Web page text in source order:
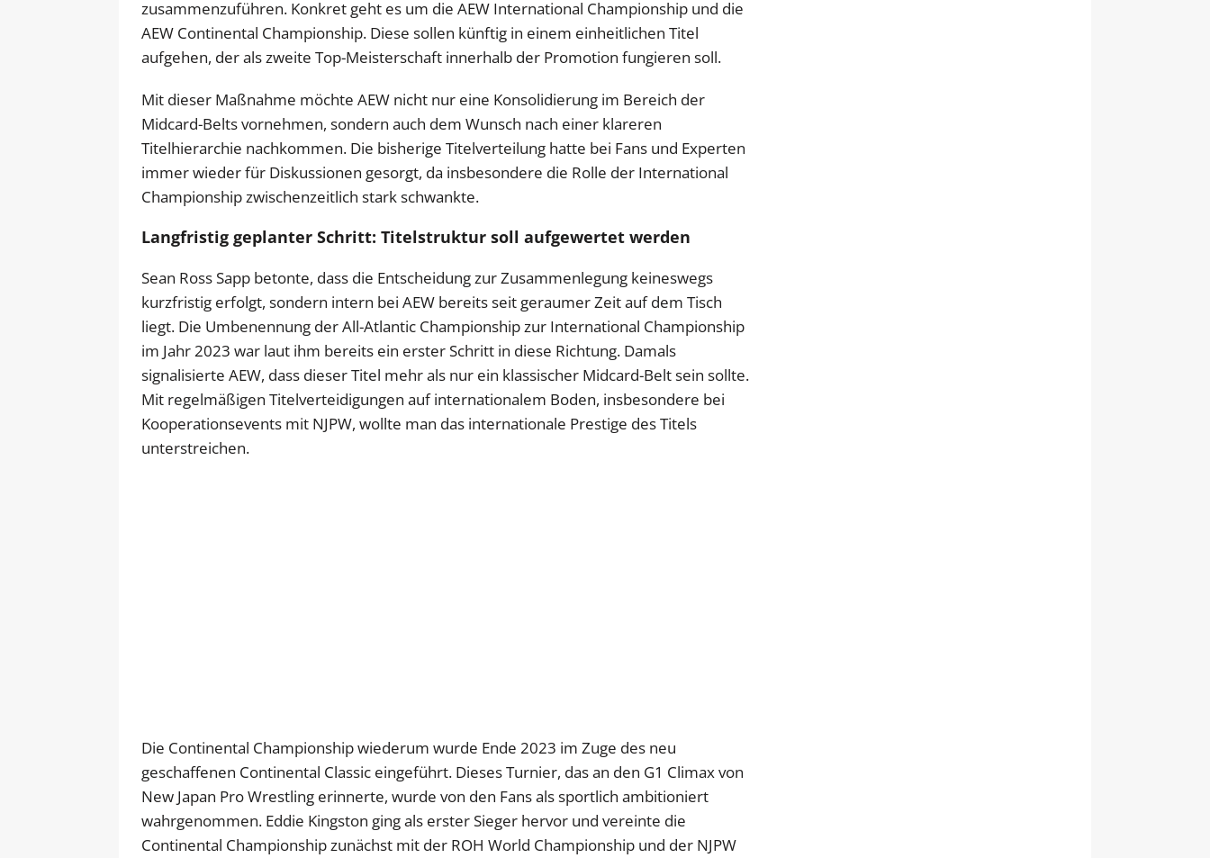
zusammenzuführen. Konkret geht es um die AEW International Championship und die
AEW Continental Championship. Diese sollen künftig in einem einheitlichen Titel
aufgehen, der als zweite Top-Meisterschaft innerhalb der Promotion fungieren soll.
Mit dieser Maßnahme möchte AEW nicht nur eine Konsolidierung im Bereich der
Midcard-Belts vornehmen, sondern auch dem Wunsch nach einer klareren
Titelhierarchie nachkommen. Die bisherige Titelverteilung hatte bei Fans und Experten
immer wieder für Diskussionen gesorgt, da insbesondere die Rolle der International
Championship zwischenzeitlich stark schwankte.
Langfristig geplanter Schritt: Titelstruktur soll aufgewertet werden
Sean Ross Sapp betonte, dass die Entscheidung zur Zusammenlegung keineswegs
kurzfristig erfolgt, sondern intern bei AEW bereits seit geraumer Zeit auf dem Tisch
liegt. Die Umbenennung der All-Atlantic Championship zur International Championship
im Jahr 2023 war laut ihm bereits ein erster Schritt in diese Richtung. Damals
signalisierte AEW, dass dieser Titel mehr als nur ein klassischer Midcard-Belt sein sollte.
Mit regelmäßigen Titelverteidigungen auf internationalem Boden, insbesondere bei
Kooperationsevents mit NJPW, wollte man das internationale Prestige des Titels
unterstreichen.
Die Continental Championship wiederum wurde Ende 2023 im Zuge des neu
geschaffenen Continental Classic eingeführt. Dieses Turnier, das an den G1 Climax von
New Japan Pro Wrestling erinnerte, wurde von den Fans als sportlich ambitioniert
wahrgenommen. Eddie Kingston ging als erster Sieger hervor und vereinte die
Continental Championship zunächst mit der ROH World Championship und der NJPW